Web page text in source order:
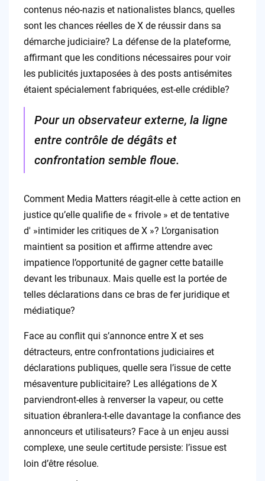
contenus néo-nazis et nationalistes blancs, quelles
sont les chances réelles de X de réussir dans sa
démarche judiciaire? La défense de la plateforme,
affirmant que les conditions nécessaires pour voir
les publicités juxtaposées à des posts antisémites
étaient spécialement fabriquées, est-elle crédible?
Pour un observateur externe, la ligne
entre contrôle de dégâts et
confrontation semble floue.
Comment Media Matters réagit-elle à cette action en
justice qu’elle qualifie de « frivole » et de tentative
d' »intimider les critiques de X »? L’organisation
maintient sa position et affirme attendre avec
impatience l’opportunité de gagner cette bataille
devant les tribunaux. Mais quelle est la portée de
telles déclarations dans ce bras de fer juridique et
médiatique?
Face au conflit qui s’annonce entre X et ses
détracteurs, entre confrontations judiciaires et
déclarations publiques, quelle sera l’issue de cette
mésaventure publicitaire? Les allégations de X
parviendront-elles à renverser la vapeur, ou cette
situation ébranlera-t-elle davantage la confiance des
annonceurs et utilisateurs? Face à un enjeu aussi
complexe, une seule certitude persiste: l’issue est
loin d’être résolue.